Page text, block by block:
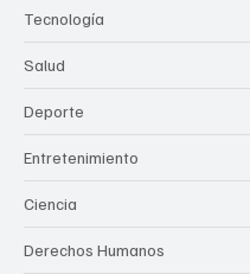
Tecnología
Salud
Deporte
Entretenimiento
Ciencia
Derechos Humanos